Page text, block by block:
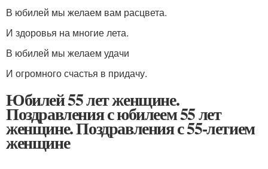
В юбилей мы желаем вам расцвета.
И здоровья на многие лета.
В юбилей мы желаем удачи
И огромного счастья в придачу.
Юбилей 55 лет женщине.
Поздравления с юбилеем 55 лет
женщине. Поздравления с 55-летием
женщине